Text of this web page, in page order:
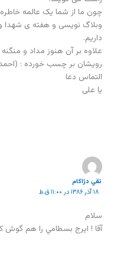
چون ما از شما یک عالمه
وبلاگ نویسی و هفته ی شهدا
داریم.
علاوه بر آن هنوز مداد و
رویشان بر چسب خورده :
التماس دعا
یا علی
تقي دژاكام
۱۸ آذر ۱۳۸۶ در ۱۱:۰۰ ق.ظ
سلام
آقا ! ايرج بسطامي را هم